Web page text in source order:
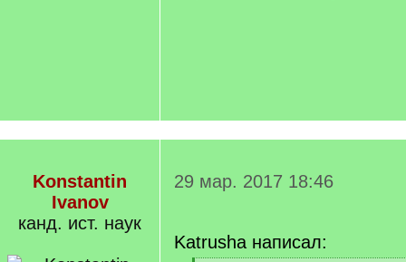
Konstantin
Ivanov
канд. ист. наук
29 мар. 2017 18:46
Katrusha написал: